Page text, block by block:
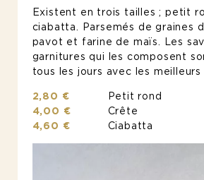
Existent en trois tailles ; petit
ciabatta. Parsemés de graines
pavot et farine de maïs. Les
garnitures qui les composent
tous les jours avec les meilleurs
2,80 €
Petit rond
4,00 €
Crête
4,60 €
Ciabatta